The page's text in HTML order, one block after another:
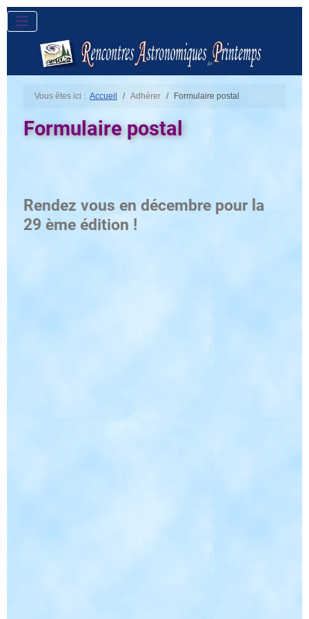
Vous êtes ici : Accueil Adhérer Formulaire postal
Formulaire postal
Rendez vous en décembre pour la
29 ème édition !